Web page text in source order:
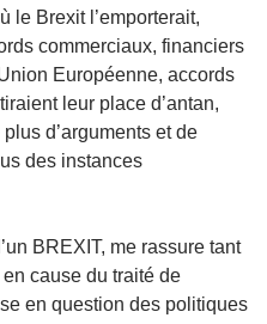
le Brexit l’emporterait,
commerciaux, financiers
Européenne, accords
leur place d’antan,
d’arguments et de
des instances
BREXIT, me rassure tant
cause du traité de
en question des politiques